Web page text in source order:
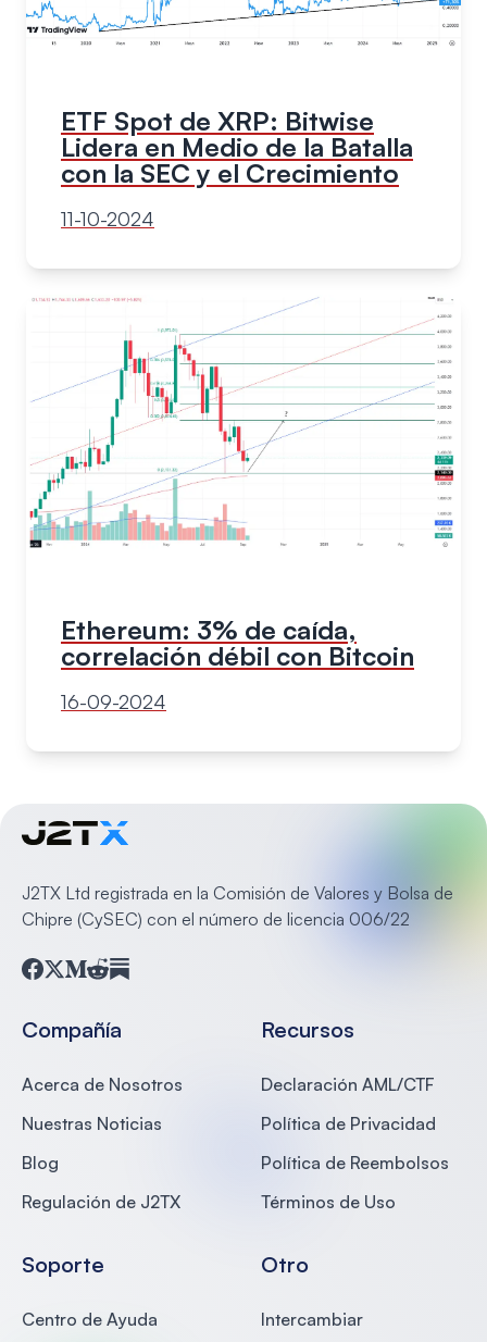
ETF Spot de XRP: Bitwise
Lidera en Medio de la Batalla
con la SEC y el Crecimiento
11-10-2024
Ethereum: 3% de caída,
correlación débil con Bitcoin
16-09-2024
J2TX Ltd registrada en la Comisión de Valores y Bolsa de
Chipre (CySEC) con el número de licencia 006/22
Compañía
Acerca de Nosotros
Nuestras Noticias
Blog
Regulación de J2TX
Soporte
Centro de Ayuda
Recursos
Declaración AML/CTF
Política de Privacidad
Política de Reembolsos
Términos de Uso
Otro
Intercambiar